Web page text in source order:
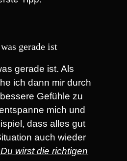
gerade ist
gerade ist. Als
ich dann mir durch
Gefühle zu
mich und
dass alles gut
auch wieder
Du wirst die richtigen